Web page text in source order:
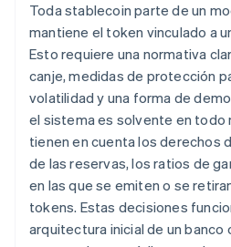
Toda stablecoin parte de un
mantiene el token vinculado a
Esto requiere una normativa
canje, medidas de protección
volatilidad y una forma de
el sistema es solvente en todo
tienen en cuenta los derechos
de las reservas, los ratios de
en las que se emiten o se
tokens. Estas decisiones
arquitectura inicial de un banco